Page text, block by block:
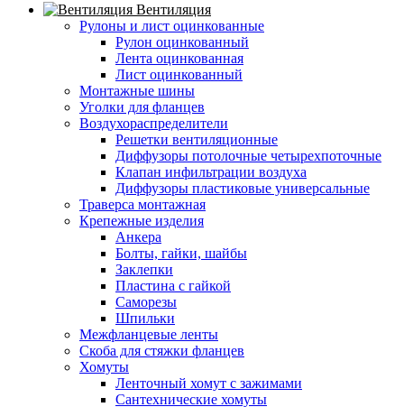
Вентиляция
Рулоны и лист оцинкованные
Рулон оцинкованный
Лента оцинкованная
Лист оцинкованный
Монтажные шины
Уголки для фланцев
Воздухораспределители
Решетки вентиляционные
Диффузоры потолочные четырехпоточные
Клапан инфильтрации воздуха
Диффузоры пластиковые универсальные
Траверса монтажная
Крепежные изделия
Анкера
Болты, гайки, шайбы
Заклепки
Пластина с гайкой
Саморезы
Шпильки
Межфланцевые ленты
Скоба для стяжки фланцев
Хомуты
Ленточный хомут с зажимами
Сантехнические хомуты